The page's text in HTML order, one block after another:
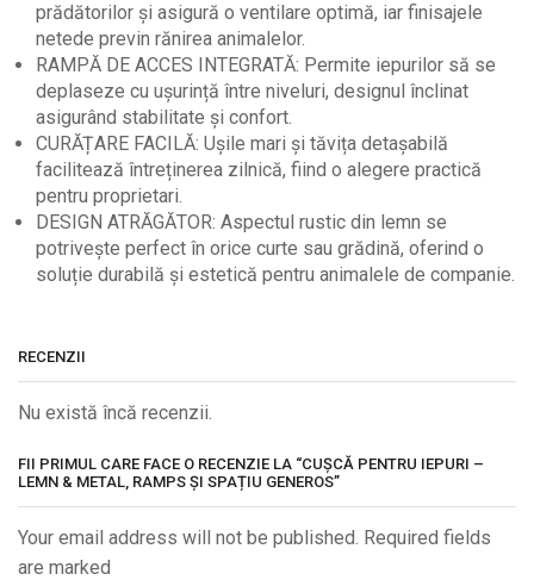
prădătorilor și asigură o ventilare optimă, iar finisajele
netede previn rănirea animalelor.
RAMPĂ DE ACCES INTEGRATĂ: Permite iepurilor să se
deplaseze cu ușurință între niveluri, designul înclinat
asigurând stabilitate și confort.
CURĂȚARE FACILĂ: Ușile mari și tăvița detașabilă
facilitează întreținerea zilnică, fiind o alegere practică
pentru proprietari.
DESIGN ATRĂGĂTOR: Aspectul rustic din lemn se
potrivește perfect în orice curte sau grădină, oferind o
soluție durabilă și estetică pentru animalele de companie.
RECENZII
Nu există încă recenzii.
FII PRIMUL CARE FACE O RECENZIE LA “CUȘCĂ PENTRU IEPURI –
LEMN & METAL, RAMPS ȘI SPAȚIU GENEROS”
Your email address will not be published. Required fields
are marked